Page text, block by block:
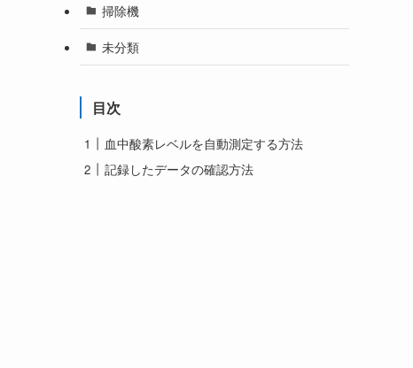
掃除機
未分類
目次
血中酸素レベルを自動測定する方法
記録したデータの確認方法